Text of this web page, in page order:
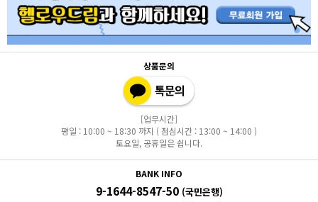
상품문의
[업무시간]
평일 : 10:00 ~ 18:30 까지 ( 점심시간 : 13:00 ~ 14:00 )
토요일, 공휴일은 쉽니다.
BANK INFO
9-1644-8547-50 (국민은행)